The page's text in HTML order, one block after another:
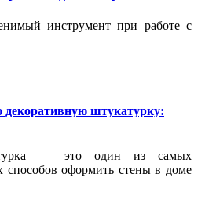
инструмент при работе с
штукатурку:
— это один из самых
способов оформить стены в доме